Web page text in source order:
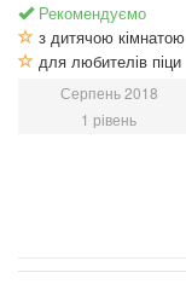
Рекомендуємо
з дитячою кімнатою
для любителів піци
Серпень 2018
1 рівень